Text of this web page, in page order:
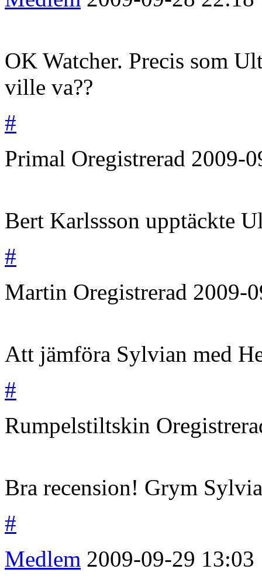
OK Watcher. Precis som
ville va??
#
Primal Oregistrerad 2009-
Bert Karlssson upptäckte
#
Martin Oregistrerad 2009-
Att jämföra Sylvian med
#
Rumpelstiltskin
Bra recension! Grym
#
Medlem 2009-09-29 13:03